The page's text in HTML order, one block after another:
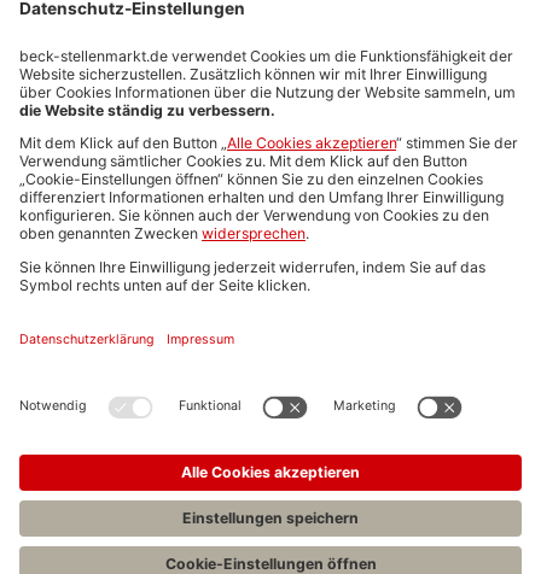
Stellenmarktpreise
Anzeigen-AGB
Media-Daten
Newsletteranmeldung
Produktübersicht
ALLGEMEIN
FAQs
Impressum
Stellenangebote C.H.BECK